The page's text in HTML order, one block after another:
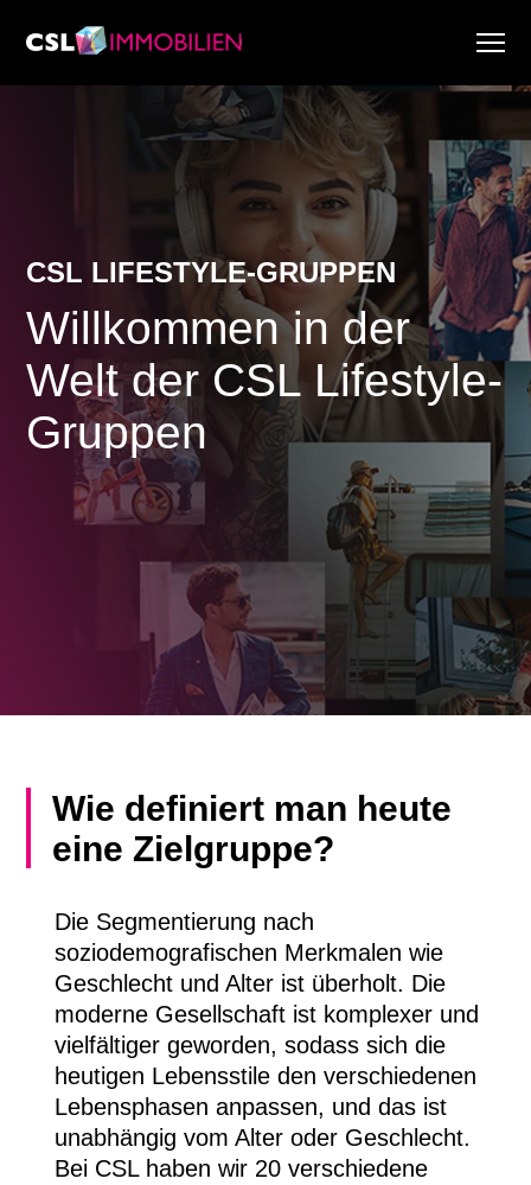
Immobiliensuche
Karriere
Dienstleistungen
Research & Marktberichte
CSL LIFESTYLE-GRUPPEN
Willkommen in der
Welt der CSL Lifestyle-
Gruppen
Wie definiert man heute
eine Zielgruppe?
Die Segmentierung nach
soziodemografischen Merkmalen wie
Geschlecht und Alter ist überholt. Die
moderne Gesellschaft ist komplexer und
vielfältiger geworden, sodass sich die
heutigen Lebensstile den verschiedenen
Lebensphasen anpassen, und das ist
unabhängig vom Alter oder Geschlecht.
Bei CSL haben wir 20 verschiedene